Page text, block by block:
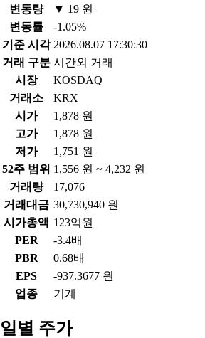
변동량
▼ 19 원
변동률
-1.05%
기준 시각 2026.08.07 17:30:30
거래 구분 시간외 거래
시장
KOSDAQ
거래소
KRX
시가
1,878 원
고가
1,878 원
저가
1,751 원
52주 범위 1,556 원 ~ 4,232 원
거래량
17,076
거래대금 30,730,940 원
시가총액 123억원
PER
-3.4배
PBR
0.68배
EPS
-937.3677 원
업종
기계
일별 주가